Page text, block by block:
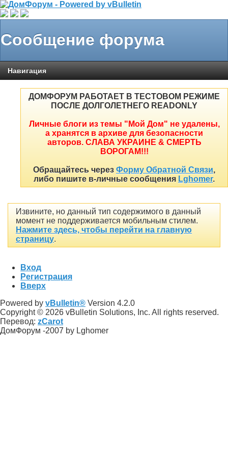
Сообщение форума
Навигация
ДОМФОРУМ РАБОТАЕТ В ТЕСТОВОМ РЕЖИМЕ
ПОСЛЕ ДОЛГОЛЕТНЕГО READONLY
Личные блоги из темы "Мой Дом" не удалены,
а хранятся в архиве для безопасности
авторов. СЛАВА УКРАИНЕ & СМЕРТЬ
ВОРОГАМ!!!
Обращайтесь через Форму Обратной Связи,
либо пишите в-личные сообщения Lghomer.
Извините, но данный тип содержимого в данный
момент не поддерживается мобильным стилем.
Нажмите здесь, чтобы перейти на главную
страницу.
Вход
Регистрация
Вверх
Powered by vBulletin® Version 4.2.0
Copyright © 2026 vBulletin Solutions, Inc. All rights reserved.
Перевод: zCarot
ДомФорум -2007 by Lghomer